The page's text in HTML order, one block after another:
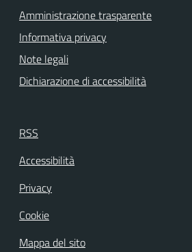
Amministrazione trasparente
Informativa privacy
Note legali
Dichiarazione di accessibilità
RSS
Accessibilità
Privacy
Cookie
Mappa del sito